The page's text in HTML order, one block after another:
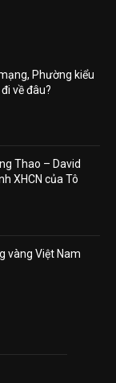
Phường kiểu
về đâu?
Thao – David
XHCN của Tô
vàng Việt Nam